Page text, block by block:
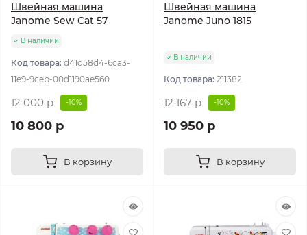
Швейная машина
Janome Sew Cat 57
В наличии
Код товара: d41d58d4-6ca3-
11e9-9ceb-00d1190ae560
12 000 р -10%
10 800 р
В корзину
Швейная машина
Janome Juno 1815
В наличии
Код товара: 211382
12 167 р -10%
10 950 р
В корзину